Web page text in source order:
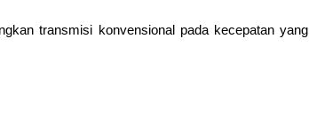
transmisi konvensional pada kecepatan yang